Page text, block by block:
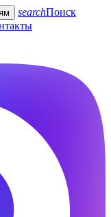
searchПоиск